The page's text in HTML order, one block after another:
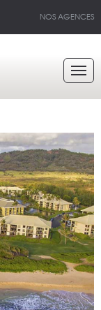
NOS AGENCES